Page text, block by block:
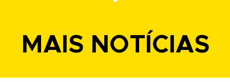
MAIS NOTÍCIAS